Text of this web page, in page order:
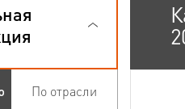
По отрасли